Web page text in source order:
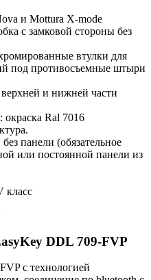
и Mottura X-mode
с замковой стороны без
втулки для
под противосъемные штыри
и нижней части
Ral 7016
панели (обязательное
или постоянной панели из
класс
DDL 709-FVP
с технологией